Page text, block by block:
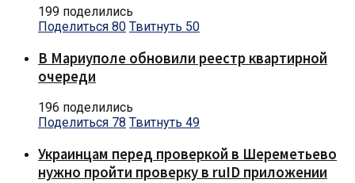
199 поделились
Поделиться 80 Твитнуть 50
В Мариуполе обновили реестр квартирной
очереди
196 поделились
Поделиться 78 Твитнуть 49
Украинцам перед проверкой в Шереметьево
нужно пройти проверку в ruID приложении